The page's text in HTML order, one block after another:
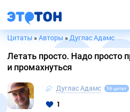
Цитаты » Авторы »Дуглас Адамс
Летать просто. Надо просто
и промахнуться
Дуглас Адамс 59 цитат
1